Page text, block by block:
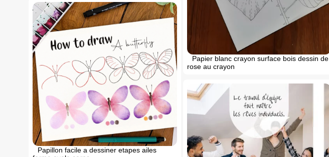
Papier blanc crayon surface bois dessin de
rose au crayon
Papillon facile a dessiner etapes ailes